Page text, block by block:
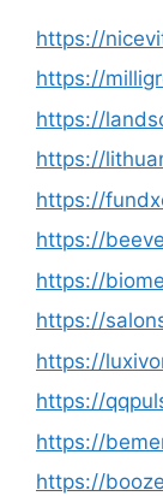
https://
https://
https://
https://
https://
https://
https://
https://
https://
https://
https://
https://